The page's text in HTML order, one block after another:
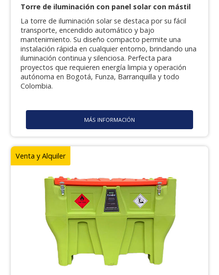
Torre de iluminación con panel solar con mástil
La torre de iluminación solar se destaca por su fácil
transporte, encendido automático y bajo
mantenimiento. Su diseño compacto permite una
instalación rápida en cualquier entorno, brindando una
iluminación continua y silenciosa. Perfecta para
proyectos que requieren energía limpia y operación
autónoma en Bogotá, Funza, Barranquilla y todo
Colombia.
MÁS INFORMACIÓN
Venta y Alquiler